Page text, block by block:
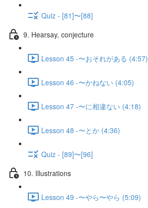
Quiz - [81]〜[88]
9. Hearsay, conjecture
Lesson 45 -〜おそれがある (4:57)
Lesson 46 -〜かねない (4:05)
Lesson 47 -〜に相違ない (4:18)
Lesson 48 -〜とか (4:36)
Quiz - [89]〜[96]
10. Illustrations
Lesson 49 -〜やら〜やら (5:09)